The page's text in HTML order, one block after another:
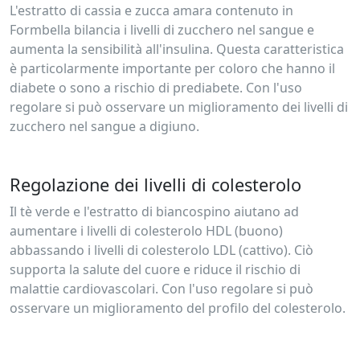
L'estratto di cassia e zucca amara contenuto in
Formbella bilancia i livelli di zucchero nel sangue e
aumenta la sensibilità all'insulina. Questa caratteristica
è particolarmente importante per coloro che hanno il
diabete o sono a rischio di prediabete. Con l'uso
regolare si può osservare un miglioramento dei livelli di
zucchero nel sangue a digiuno.
Regolazione dei livelli di colesterolo
Il tè verde e l'estratto di biancospino aiutano ad
aumentare i livelli di colesterolo HDL (buono)
abbassando i livelli di colesterolo LDL (cattivo). Ciò
supporta la salute del cuore e riduce il rischio di
malattie cardiovascolari. Con l'uso regolare si può
osservare un miglioramento del profilo del colesterolo.